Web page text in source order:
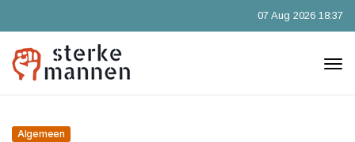
07 Aug 2026 18:37
Algemeen